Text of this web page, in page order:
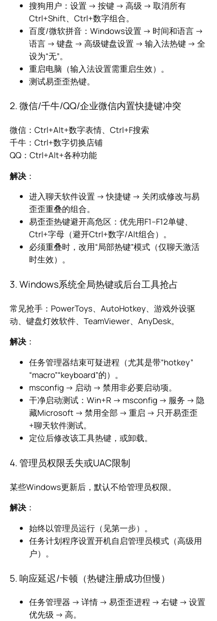
搜狗用户：设置 → 按键 → 高级 → 取消所有
Ctrl+Shift、Ctrl+数字组合。
百度/微软拼音：Windows设置 → 时间和语言 →
语言 → 键盘 → 高级键盘设置 → 输入法热键 → 全
设为“无”。
重启电脑（输入法设置需重启生效）。
测试易歪歪热键。
2. 微信/千牛/QQ/企业微信内置快捷键冲突
微信：Ctrl+Alt+数字表情、Ctrl+F搜索
千牛：Ctrl+数字切换店铺
QQ：Ctrl+Alt+各种功能
解决 ：
进入聊天软件设置 → 快捷键 → 关闭或修改与易
歪歪重叠的组合。
易歪歪热键避开高危区：优先用F1–F12单键、
Ctrl+字母（避开Ctrl+数字/Alt组合）。
必须重叠时，改用“局部热键”模式（仅聊天激活
时生效）。
3. Windows系统全局热键或后台工具抢占
常见抢手：PowerToys、AutoHotkey、游戏外设驱
动、键盘灯效软件、TeamViewer、AnyDesk。
解决 ：
任务管理器结束可疑进程（尤其是带“hotkey”
“macro”“keyboard”的）。
msconfig → 启动 → 禁用非必要启动项。
干净启动测试：Win+R → msconfig → 服务 → 隐
藏Microsoft → 禁用全部 → 重启 → 只开易歪歪
+聊天软件测试。
定位后修改该工具热键，或卸载。
4. 管理员权限丢失或UAC限制
某些Windows更新后，默认不给管理员权限。
解决 ：
始终以管理员运行（见第一步）。
任务计划程序设置开机自启管理员模式（高级用
户）。
5. 响应延迟/卡顿（热键注册成功但慢）
任务管理器 → 详情 → 易歪歪进程 → 右键 → 设置
优先级 → 高。